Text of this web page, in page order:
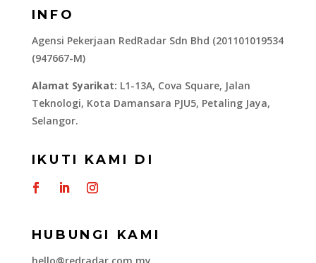
INFO
Agensi Pekerjaan RedRadar Sdn Bhd (201101019534
(947667-M)
Alamat Syarikat: L1-13A, Cova Square, Jalan
Teknologi, Kota Damansara PJU5, Petaling Jaya,
Selangor.
IKUTI KAMI DI
HUBUNGI KAMI
hello@redradar.com.my